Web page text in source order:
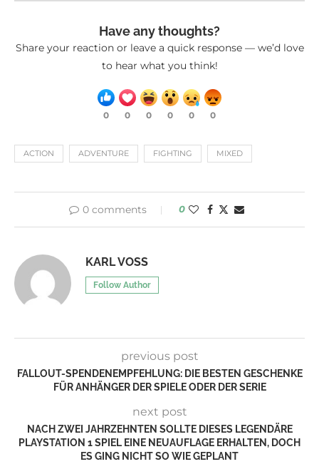
Have any thoughts?
Share your reaction or leave a quick response — we’d love
to hear what you think!
0 0 0 0 0 0
ACTION ADVENTURE FIGHTING MIXED
0 comments 0
KARL VOSS
Follow Author
previous post
FALLOUT-SPENDENEMPFEHLUNG: DIE BESTEN GESCHENKE
FÜR ANHÄNGER DER SPIELE ODER DER SERIE
next post
NACH ZWEI JAHRZEHNTEN SOLLTE DIESES LEGENDÄRE
PLAYSTATION 1 SPIEL EINE NEUAUFLAGE ERHALTEN, DOCH
ES GING NICHT SO WIE GEPLANT